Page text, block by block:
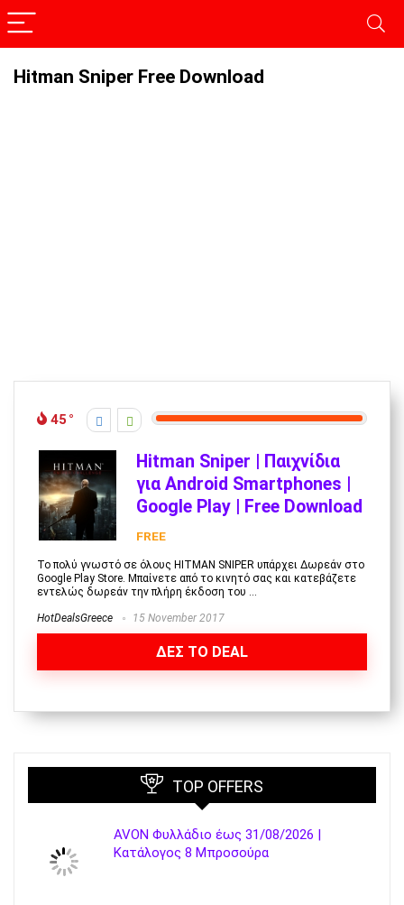
Hitman Sniper Free Download
45
Hitman Sniper | Παιχνίδια
για Android Smartphones |
Google Play | Free Download
FREE
Το πολύ γνωστό σε όλους HITMAN SNIPER υπάρχει Δωρεάν στο
Google Play Store. Μπαίνετε από το κινητό σας και κατεβάζετε
εντελώς δωρεάν την πλήρη έκδοση του ...
HotDealsGreece 15 November 2017
ΔΕΣ ΤΟ DEAL
TOP OFFERS
AVON Φυλλάδιο έως 31/08/2026 |
Κατάλογος 8 Μπροσούρα